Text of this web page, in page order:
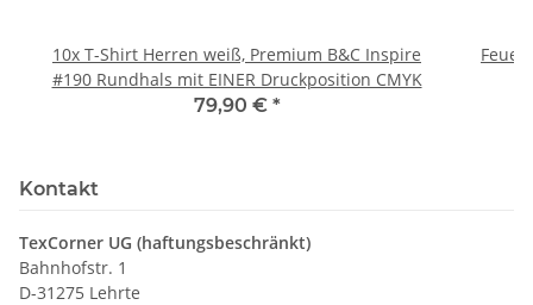
10x T-Shirt Herren weiß, Premium B&C Inspire
#190 Rundhals mit EINER Druckposition CMYK
79,90 € *
Kontakt
TexCorner UG (haftungsbeschränkt)
Bahnhofstr. 1
D-31275 Lehrte